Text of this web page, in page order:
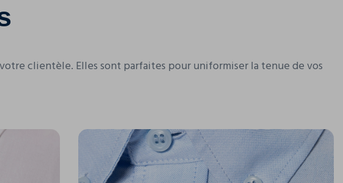
clientèle. Elles sont parfaites pour uniformiser la tenue de vos